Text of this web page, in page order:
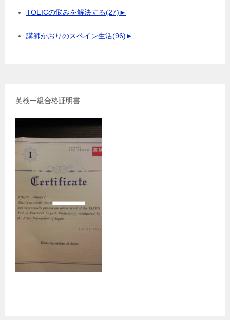
TOEICの悩みを解決する(27)►
講師かおりのスペイン生活(96)►
英検一級合格証明書